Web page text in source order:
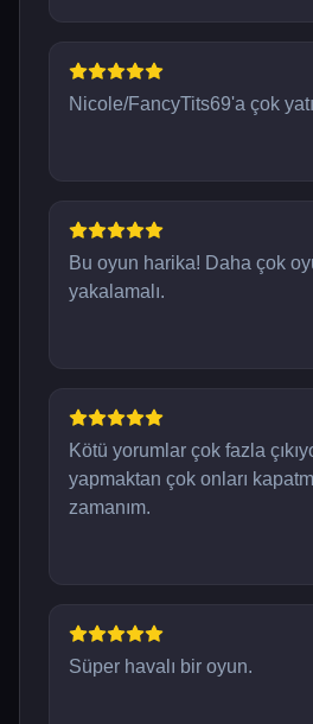
Nicole/FancyTits69'a çok
Bu oyun harika! Daha çok
yakalamalı.
Kötü yorumlar çok fazla
yapmaktan çok onları
zamanım.
Süper havalı bir oyun.